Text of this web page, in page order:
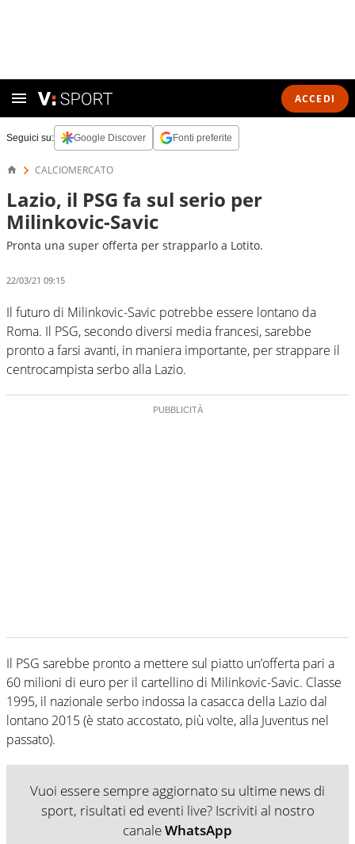
ACCEDI
Seguici su: Google Discover Fonti preferite
CALCIOMERCATO
Lazio, il PSG fa sul serio per
Milinkovic-Savic
Pronta una super offerta per strapparlo a Lotito.
22/03/21 09:15
Il futuro di Milinkovic-Savic potrebbe essere lontano da
Roma. Il PSG, secondo diversi media francesi, sarebbe
pronto a farsi avanti, in maniera importante, per strappare il
centrocampista serbo alla Lazio.
Il PSG sarebbe pronto a mettere sul piatto un’offerta pari a
60 milioni di euro per il cartellino di Milinkovic-Savic. Classe
1995, il nazionale serbo indossa la casacca della Lazio dal
lontano 2015 (è stato accostato, più volte, alla Juventus nel
passato).
Vuoi essere sempre aggiornato su ultime news di
sport, risultati ed eventi live? Iscriviti al nostro
canaleWhatsApp